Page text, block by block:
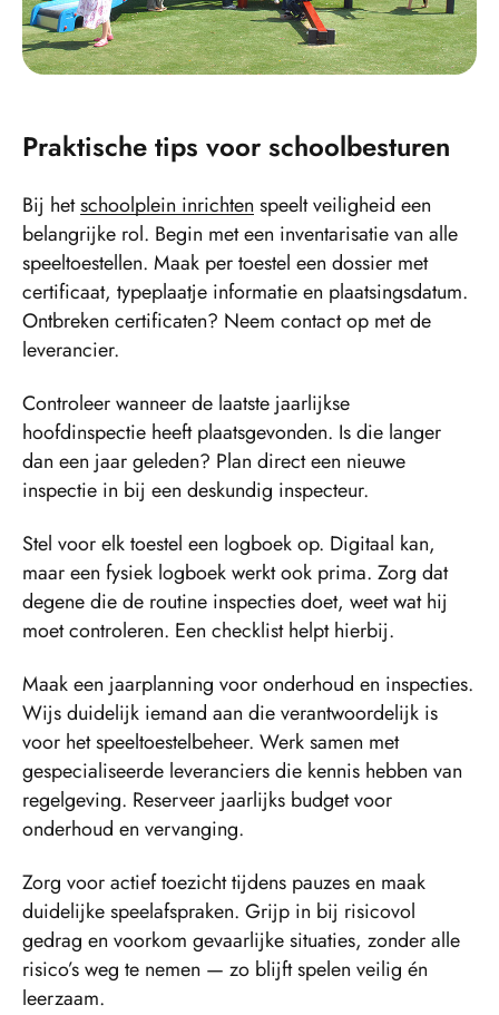
Praktische tips voor schoolbesturen
Bij hetschoolplein inrichten speelt veiligheid een
belangrijke rol. Begin met een inventarisatie van alle
speeltoestellen. Maak per toestel een dossier met
certificaat, typeplaatje informatie en plaatsingsdatum.
Ontbreken certificaten? Neem contact op met de
leverancier.
Controleer wanneer de laatste jaarlijkse
hoofdinspectie heeft plaatsgevonden. Is die langer
dan een jaar geleden? Plan direct een nieuwe
inspectie in bij een deskundig inspecteur.
Stel voor elk toestel een logboek op. Digitaal kan,
maar een fysiek logboek werkt ook prima. Zorg dat
degene die de routine inspecties doet, weet wat hij
moet controleren. Een checklist helpt hierbij.
Maak een jaarplanning voor onderhoud en inspecties.
Wijs duidelijk iemand aan die verantwoordelijk is
voor het speeltoestelbeheer. Werk samen met
gespecialiseerde leveranciers die kennis hebben van
regelgeving. Reserveer jaarlijks budget voor
onderhoud en vervanging.
Zorg voor actief toezicht tijdens pauzes en maak
duidelijke speelafspraken. Grijp in bij risicovol
gedrag en voorkom gevaarlijke situaties, zonder alle
risico’s weg te nemen — zo blijft spelen veilig én
leerzaam.